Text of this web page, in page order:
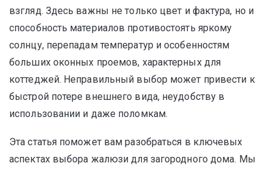
взгляд. Здесь важны не только цвет и фактура, но и
способность материалов противостоять яркому
солнцу, перепадам температур и особенностям
больших оконных проемов, характерных для
коттеджей. Неправильный выбор может привести к
быстрой потере внешнего вида, неудобству в
использовании и даже поломкам.
Эта статья поможет вам разобраться в ключевых
аспектах выбора жалюзи для загородного дома. Мы